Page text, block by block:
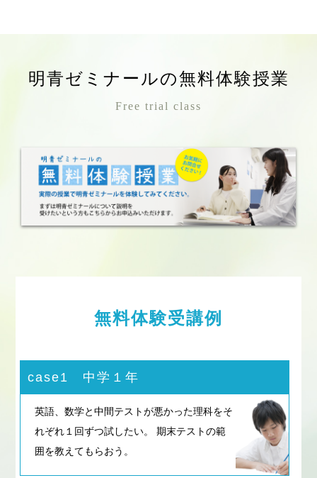
明青ゼミナールの無料体験授業
Free trial class
無料体験受講例
case1 中学１年
英語、数学と中間テストが悪かった理科をそ
れぞれ１回ずつ試したい。 期末テストの範
囲を教えてもらおう。